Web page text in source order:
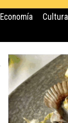
Economía Cultura